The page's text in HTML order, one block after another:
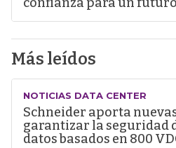
Más leídos
NOTICIAS DATA CENTER
Schneider aporta
garantizar la seguridad
datos basados en 800